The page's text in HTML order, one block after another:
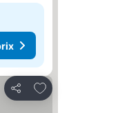
Partager
Ajouter à mes favoris